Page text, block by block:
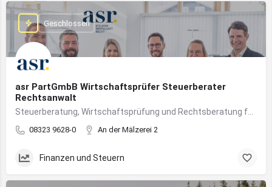
asr PartGmbB Wirtschaftsprüfer Steuerberater
Rechtsanwalt
08323 9628-0 An der Mälzerei 2
Geschlossen
Finanzen und Steuern